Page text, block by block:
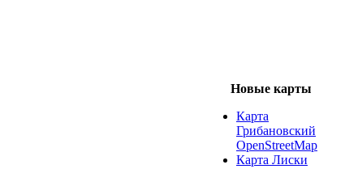
Новые карты
Карта
Грибановский
OpenStreetMap
Карта Лиски